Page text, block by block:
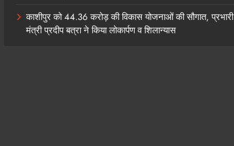
काशीपुर को 44.36 करोड़ की विकास योजनाओं की सौगात, प्रभारी
मंत्री प्रदीप बत्रा ने किया लोकार्पण व शिलान्यास